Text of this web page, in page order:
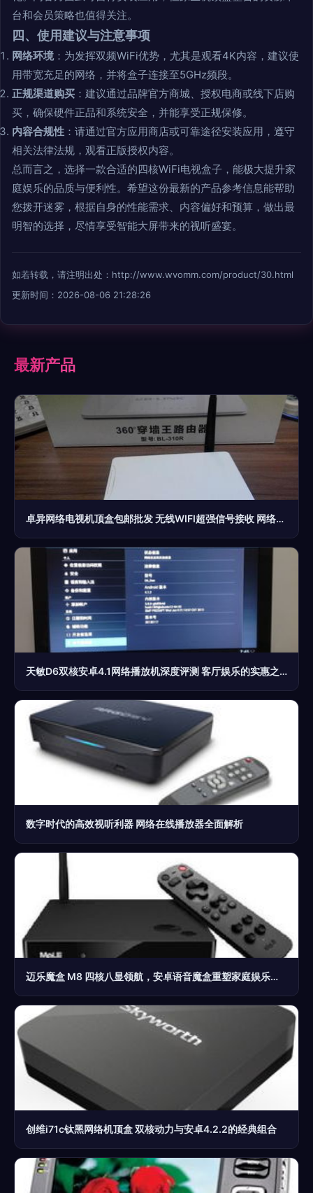
台和会员策略也值得关注。
四、使用建议与注意事项
网络环境：为发挥双频WiFi优势，尤其是观看4K内容，建议使
用带宽充足的网络，并将盒子连接至5GHz频段。
正规渠道购买 ：建议通过品牌官方商城、授权电商或线下店购
买，确保硬件正品和系统安全，并能享受正规保修。
内容合规性 ：请通过官方应用商店或可靠途径安装应用，遵守
相关法律法规，观看正版授权内容。
总而言之，选择一款合适的四核WiFi电视盒子，能极大提升家
庭娱乐的品质与便利性。希望这份最新的产品参考信息能帮助
您拨开迷雾，根据自身的性能需求、内容偏好和预算，做出最
明智的选择，尽情享受智能大屏带来的视听盛宴。
如若转载，请注明出处：http://www.wvomm.com/product/30.html
更新时间：2026-08-06 21:28:26
最新产品
卓异网络电视机顶盒包邮批发 无线WIFI超强信号接收 网络播放器|一淘网优惠购|购就省钱
天敏D6双核安卓4.1网络播放机深度评测 客厅娱乐的实惠之选
数字时代的高效视听利器 网络在线播放器全面解析
迈乐魔盒 M8 四核八显领航，安卓语音魔盒重塑家庭娱乐新体验
创维i71c钛黑网络机顶盒 双核动力与安卓4.2.2的经典组合